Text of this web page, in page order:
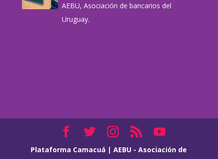
AEBU, Asociación de bancarios del
Uruguay.
Plataforma Camacuá |AEBU - Asociación de